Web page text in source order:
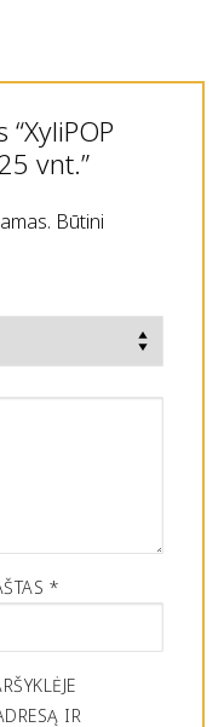
vnt.”
Būtini
*
IR